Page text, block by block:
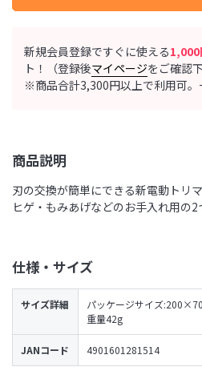
新規会員登録ですぐに使える1,000
ト！（登録後マイページをご確認
※商品合計3,300円以上で利用可。
商品説明
刃の交換が簡単にできる新電動トリ
ヒゲ・もみあげなどのお手入れ用の2
仕様・サイズ
サイズ詳細
パッケージサイズ
重量42g
JANコード 4901601281514